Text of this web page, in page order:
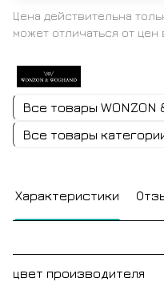
Цена действительна
может отличаться от
Все товары WONZON
Все товары
Характеристики
цвет производителя